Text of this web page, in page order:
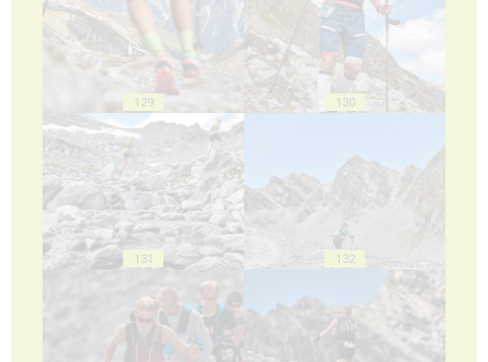
129 130
131 132